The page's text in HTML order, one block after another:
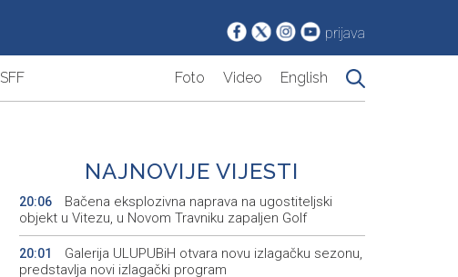
prijava
SFF Foto Video English
NAJNOVIJE VIJESTI
20:06
Bačena eksplozivna naprava na ugostiteljski
objekt u Vitezu, u Novom Travniku zapaljen Golf
20:01
Galerija ULUPUBiH otvara novu izlagačku sezonu,
predstavlja novi izlagački program